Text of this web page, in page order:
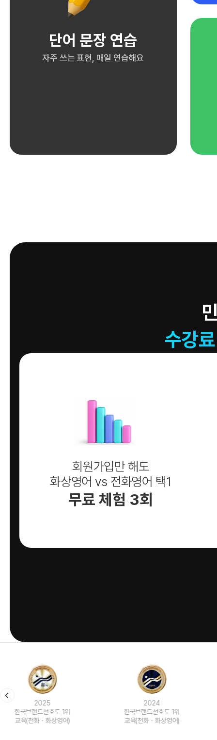
단어 문장 연습
자주 쓰는 표현, 매일 연습해요
수강
회원가입만 해도
화상영어 vs 전화영어 택1
무료 체험 3회
2024
한국브랜드선호도 1위
교육(전화ㆍ화상영어)
2023
한국브랜드선호도 1위
교육(전화ㆍ화상영어)